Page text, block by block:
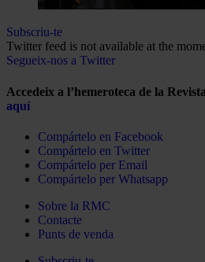
Subscriu-te
Twitter feed is not available at the
Segueix-nos a Twitter
Accedeix a l’hemeroteca de la
aquí
Compártelo en Facebook
Compártelo en Twitter
Compártelo per Email
Compártelo per Whatsapp
Sobre la RMC
Contacte
Punts de venda